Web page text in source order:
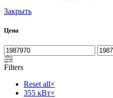
Закрыть
Цена
Filters
Reset all×
355 кВт×